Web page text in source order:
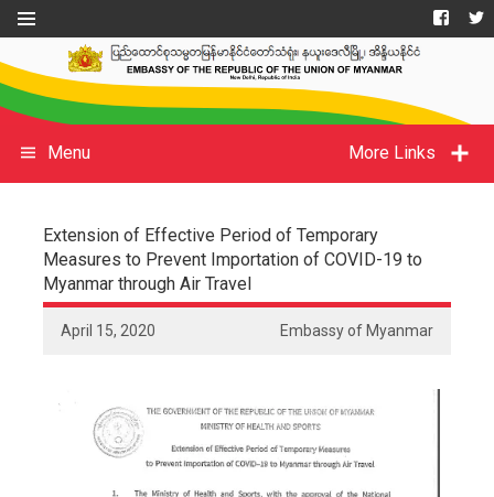
More Links
Menu
Extension of Effective Period of Temporary
Measures to Prevent Importation of COVID-19 to
Myanmar through Air Travel
April 15, 2020 Embassy of Myanmar